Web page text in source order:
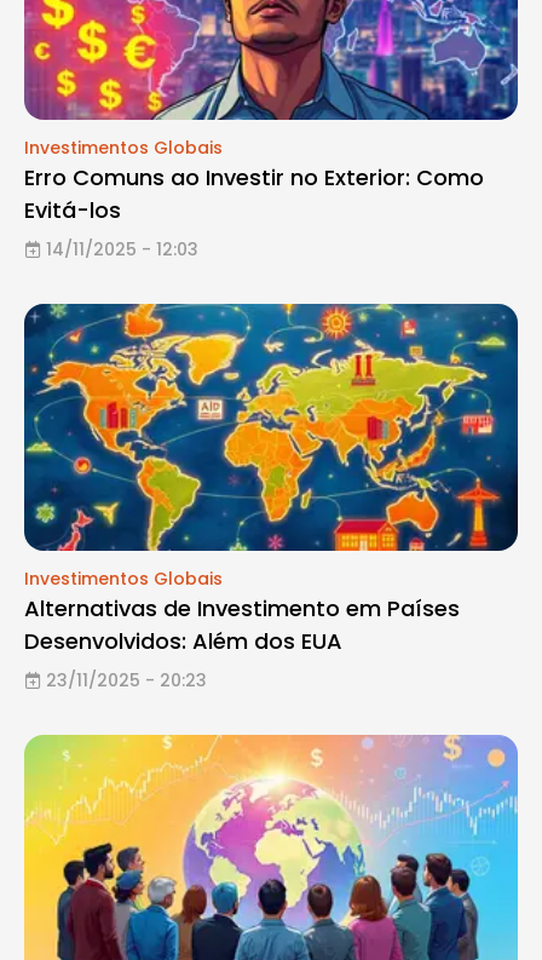
Investimentos Globais
Erro Comuns ao Investir no Exterior: Como
Evitá-los
14/11/2025 - 12:03
Investimentos Globais
Alternativas de Investimento em Países
Desenvolvidos: Além dos EUA
23/11/2025 - 20:23